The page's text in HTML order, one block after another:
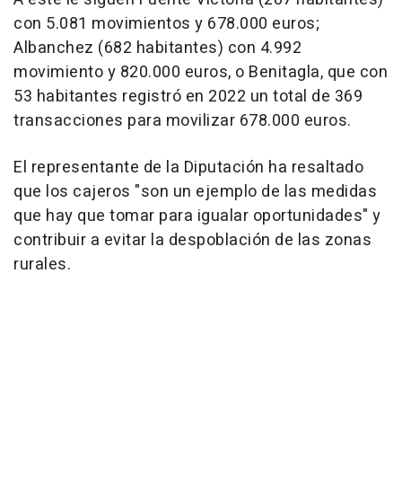
con 5.081 movimientos y 678.000 euros;
Albanchez (682 habitantes) con 4.992
movimiento y 820.000 euros, o Benitagla, que con
53 habitantes registró en 2022 un total de 369
transacciones para movilizar 678.000 euros.
El representante de la Diputación ha resaltado
que los cajeros "son un ejemplo de las medidas
que hay que tomar para igualar oportunidades" y
contribuir a evitar la despoblación de las zonas
rurales.